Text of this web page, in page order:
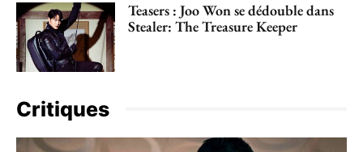
Teasers : Joo Won se dédouble dans
Stealer: The Treasure Keeper
Critiques